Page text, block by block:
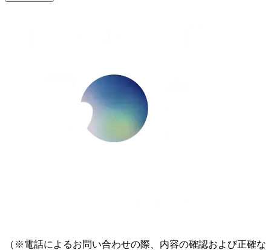
（※電話によるお問い合わせの際、内容の確認および正確な